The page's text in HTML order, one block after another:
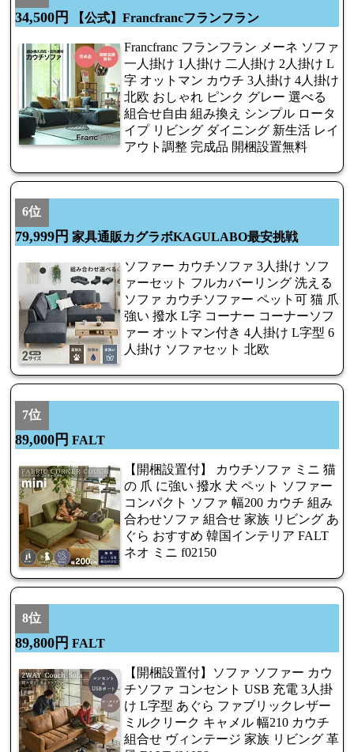
34,500円 【公式】Francfrancフランフラン
Francfranc フランフラン メーネ ソファ
一人掛け 1人掛け 二人掛け 2人掛け L
字 オットマン カウチ 3人掛け 4人掛け
北欧 おしゃれ ピンク グレー 選べる
組合せ自由 組み換え シンプル ロータ
イプ リビング ダイニング 新生活 レイ
アウト調整 完成品 開梱設置無料
6位
79,999円 家具通販カグラボKAGULABO最安挑戦
ソファー カウチソファ 3人掛け ソフ
ァーセット フルカバーリング 洗える
ソファ カウチソファー ペット可 猫 爪
強い 撥水 L字 コーナー コーナーソフ
ァー オットマン付き 4人掛け L字型 6
人掛け ソファセット 北欧
7位
89,000円 FALT
【開梱設置付】 カウチソファ ミニ 猫
の 爪 に強い 撥水 犬 ペット ソファー
コンパクト ソファ 幅200 カウチ 組み
合わせソファ 組合せ 家族 リビング あ
ぐら おすすめ 韓国インテリア FALT
ネオ ミニ f02150
8位
89,800円 FALT
【開梱設置付】ソファ ソファー カウ
チソファ コンセント USB 充電 3人掛
け L字型 あぐら ファブリックレザー
ミルクリーク キャメル 幅210 カウチ
組合せ ヴィンテージ 家族 リビング 革